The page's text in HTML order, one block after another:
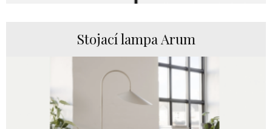
Stojací lampa Arum